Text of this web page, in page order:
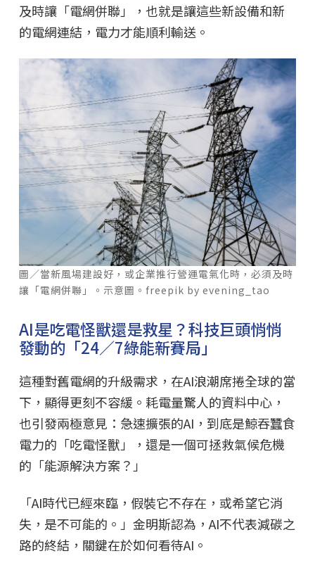
及時讓「電網併聯」，也就是讓這些新設備和新
的電網連結，電力才能順利輸送。
圖／當新風場建設好，或企業推行營運電氣化時，必須及時
讓「電網併聯」。示意圖。freepik by evening_tao
AI是吃電怪獸還是救星？科技巨頭悄悄
發動的「24／7綠能新賽局」
這種對舊電網的升級需求，在AI浪潮席捲全球的當
下，顯得更刻不容緩。耗電量驚人的資料中心，
也引發兩極意見：急速擴張的AI，到底是鯨吞蠶食
電力的「吃電怪獸」，還是一個可拯救氣候危機
的「能源解決方案？」
「AI時代已經來臨，假裝它不存在，或希望它消
失，是不可能的。」金明斯認為，AI不代表減碳之
路的終結，關鍵在於如何看待AI。